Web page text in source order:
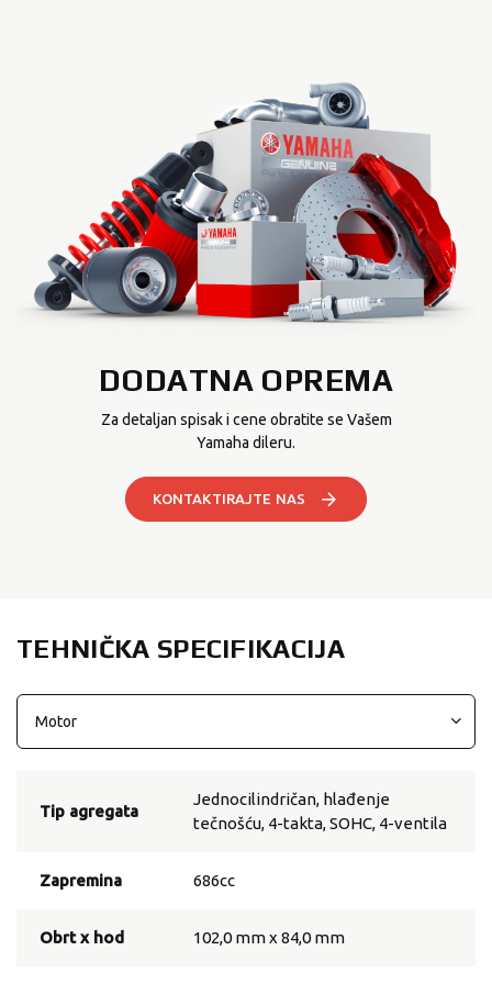
DODATNA OPREMA
Za detaljan spisak i cene obratite se Vašem
Yamaha dileru.
KONTAKTIRAJTE NAS
TEHNIČKA SPECIFIKACIJA
Tip agregata
Jednocilindričan, hlađenje
tečnošću, 4-takta, SOHC, 4-ventila
Zapremina 686cc
Obrt x hod 102,0 mm x 84,0 mm